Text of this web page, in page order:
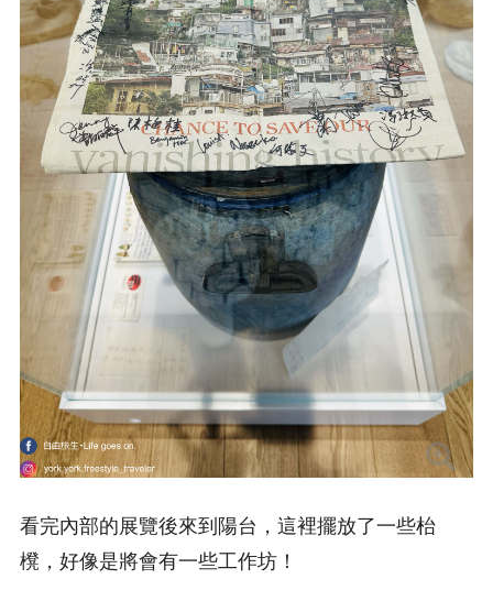
看完內部的展覽後來到陽台，這裡擺放了一些枱
櫈，好像是將會有一些工作坊！